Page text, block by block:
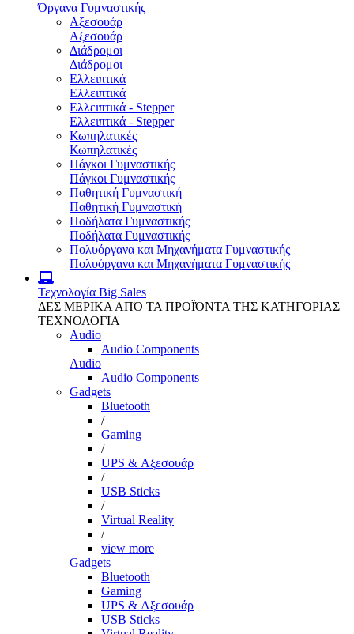
Όργανα Γυμναστικής
Αξεσουάρ
Αξεσουάρ
Διάδρομοι
Διάδρομοι
Ελλειπτικά
Ελλειπτικά
Ελλειπτικά - Stepper
Ελλειπτικά - Stepper
Κωπηλατικές
Κωπηλατικές
Πάγκοι Γυμναστικής
Πάγκοι Γυμναστικής
Παθητική Γυμναστική
Παθητική Γυμναστική
Ποδήλατα Γυμναστικής
Ποδήλατα Γυμναστικής
Πολυόργανα και Μηχανήματα Γυμναστικής
Πολυόργανα και Μηχανήματα Γυμναστικής
Τεχνολογία Big Sales
ΔΕΣ ΜΕΡΙΚΑ ΑΠΌ ΤΑ ΠΡΟΪΌΝΤΑ ΤΗΣ ΚΑΤΗΓΟΡΙΑΣ
ΤΕΧΝΟΛΟΓΙΑ
Audio
Audio Components
Audio
Audio Components
Gadgets
Bluetooth
/
Gaming
/
UPS & Αξεσουάρ
/
USB Sticks
/
Virtual Reality
/
view more
Gadgets
Bluetooth
Gaming
UPS & Αξεσουάρ
USB Sticks